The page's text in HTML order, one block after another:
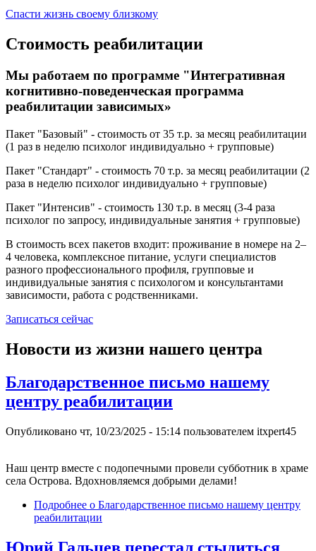
Спасти жизнь своему близкому
Стоимость реабилитации
Мы работаем по программе "Интегративная
когнитивно-поведенческая программа
реабилитации зависимых»
Пакет "Базовый" - стоимость от 35 т.р. за месяц реабилитации
(1 раз в неделю психолог индивидуально + групповые)
Пакет "Стандарт" - стоимость 70 т.р. за месяц реабилитации (2
раза в неделю психолог индивидуально + групповые)
Пакет "Интенсив" - стоимость 130 т.р. в месяц (3-4 раза
психолог по запросу, индивидуальные занятия + групповые)
В стоимость всех пакетов входит: проживание в номере на 2–
4 человека, комплексное питание, услуги специалистов
разного профессионального профиля, групповые и
индивидуальные занятия с психологом и консультантами
зависимости, работа с родственниками.
Записаться сейчас
Новости из жизни нашего центра
Благодарственное письмо нашему
центру реабилитации
Опубликовано чт, 10/23/2025 - 15:14 пользователем itxpert45
Наш центр вместе с подопечными провели субботник в храме
села Острова. Вдохновляемся добрыми делами!
Подробнее о Благодарственное письмо нашему центру
реабилитации
Юрий Гальцев перестал стыдиться